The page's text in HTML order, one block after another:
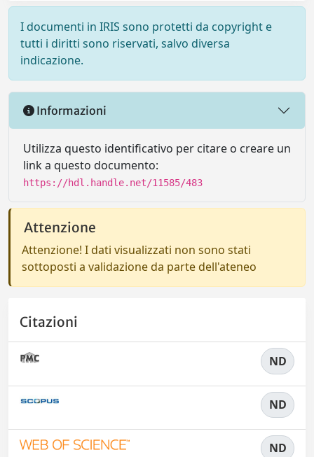
I documenti in IRIS sono protetti da copyright e
tutti i diritti sono riservati, salvo diversa
indicazione.
Informazioni
Utilizza questo identificativo per citare o creare un
link a questo documento:
https://hdl.handle.net/11585/483
Attenzione
Attenzione! I dati visualizzati non sono stati
sottoposti a validazione da parte dell'ateneo
Citazioni
ND
ND
ND